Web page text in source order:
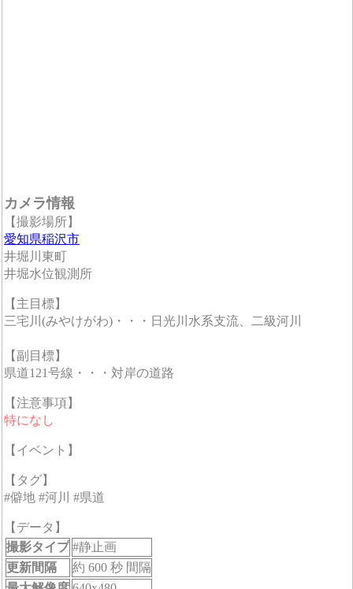
カメラ情報
【撮影場所】
愛知県稲沢市
井堀川東町
井堀水位観測所
【主目標】
三宅川(みやけがわ)・・・日光川水系支流、二級河川
【副目標】
県道121号線・・・対岸の道路
【注意事項】
特になし
【イベント】
【タグ】
#僻地 #河川 #県道
【データ】
撮影タイプ #静止画
更新間隔
約 600 秒 間隔